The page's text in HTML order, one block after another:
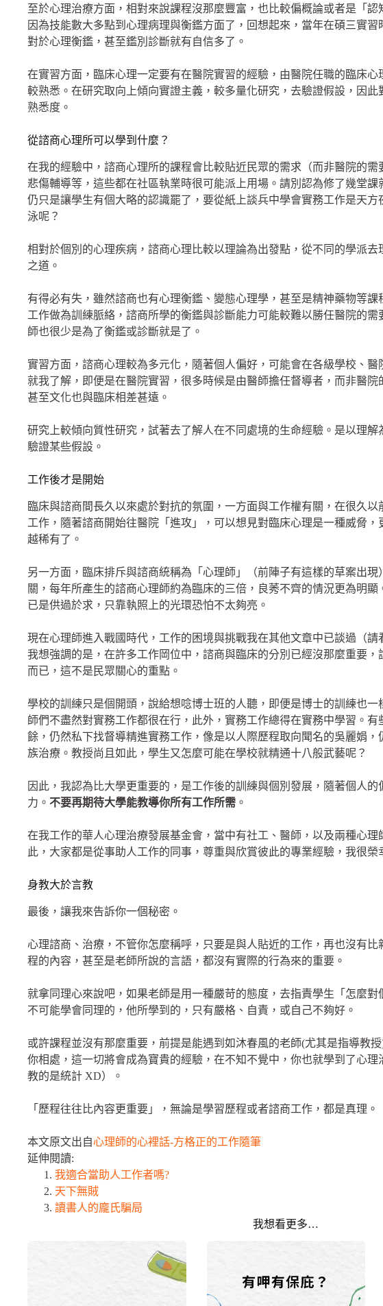
至於心理治療方面，相對來說課程沒那麼豐富，也比較偏概論或者是「認
因為技能數大多點到心理病理與衡鑑方面了，回想起來，當年在碩三實
對於心理衡鑑，甚至鑑別診斷就有自信多了。
在實習方面，臨床心理一定要有在醫院實習的經驗，由醫院任職的臨床
較熟悉。在研究取向上傾向實證主義，較多量化研究，去驗證假設，因
熟悉度。
從諮商心理所可以學到什麼？
在我的經驗中，諮商心理所的課程會比較貼近民眾的需求（而非醫院的需
悲傷輔導等，這些都在社區執業時很可能派上用場。請別認為修了幾堂
仍只是讓學生有個大略的認識罷了，要從紙上談兵中學會實務工作是天
泳呢？
相對於個別的心理疾病，諮商心理比較以理論為出發點，從不同的學派
之道。
有得必有失，雖然諮商也有心理衡鑑、變態心理學，甚至是精神藥物等
工作做為訓練脈絡，諮商所學的衡鑑與診斷能力可能較難以勝任醫院的
師也很少是為了衡鑑或診斷就是了。
實習方面，諮商心理較為多元化，隨著個人偏好，可能會在各級學校、
就我了解，即便是在醫院實習，很多時候是由醫師擔任督導者，而非醫
甚至文化也與臨床相差甚遠。
研究上較傾向質性研究，試著去了解人在不同處境的生命經驗。是以理
驗證某些假設。
工作後才是開始
臨床與諮商間長久以來處於對抗的氛圍，一方面與工作權有關，在很久
工作，隨著諮商開始往醫院「進攻」，可以想見對臨床心理是一種威脅
越稀有了。
另一方面，臨床排斥與諮商統稱為「心理師」（前陣子有這樣的草案出
關，每年所產生的諮商心理師約為臨床的三倍，良莠不齊的情況更為明
已是供過於求，只靠執照上的光環恐怕不太夠亮。
現在心理師進入戰國時代，工作的困境與挑戰我在其他文章中已談過（請
我想強調的是，在許多工作岡位中，諮商與臨床的分別已經沒那麼重要
而已，這不是民眾關心的重點。
學校的訓練只是個開頭，說給想唸博士班的人聽，即便是博士的訓練也
師們不盡然對實務工作都很在行，此外，實務工作總得在實務中學習。
餘，仍然私下找督導精進實務工作，像是以人際歷程取向聞名的吳麗娟
族治療。教授尚且如此，學生又怎麼可能在學校就精通十八般武藝呢？
因此，我認為比大學更重要的，是工作後的訓練與個別發展，隨著個人
力。 不要再期待大學能教導你所有工作所需 。
在我工作的華人心理治療發展基金會，當中有社工、醫師，以及兩種心
此，大家都是從事助人工作的同事，尊重與欣賞彼此的專業經驗，我很榮
身教大於言教
最後，讓我來告訴你一個秘密。
心理諮商、治療，不管你怎麼稱呼，只要是與人貼近的工作，再也沒有
程的內容，甚至是老師所說的言語，都沒有實際的行為來的重要。
就拿同理心來說吧，如果老師是用一種嚴苛的態度，去指責學生「怎麼
不可能學會同理的，他所學到的，只有嚴格、自責，或自己不夠好。
或許課程並沒有那麼重要，前提是能遇到如沐春風的老師(尤其是指導教
你相處，這一切將會成為寶貴的經驗，在不知不覺中，你也就學到了心
教的是統計 XD）。
「歷程往往比內容更重要」，無論是學習歷程或者諮商工作，都是真理。
本文原文出自心理師的心裡話-方格正的工作隨筆
延伸閱讀:
我適合當助人工作者嗎?
天下無賊
讀書人的龐氏騙局
我想看更多…